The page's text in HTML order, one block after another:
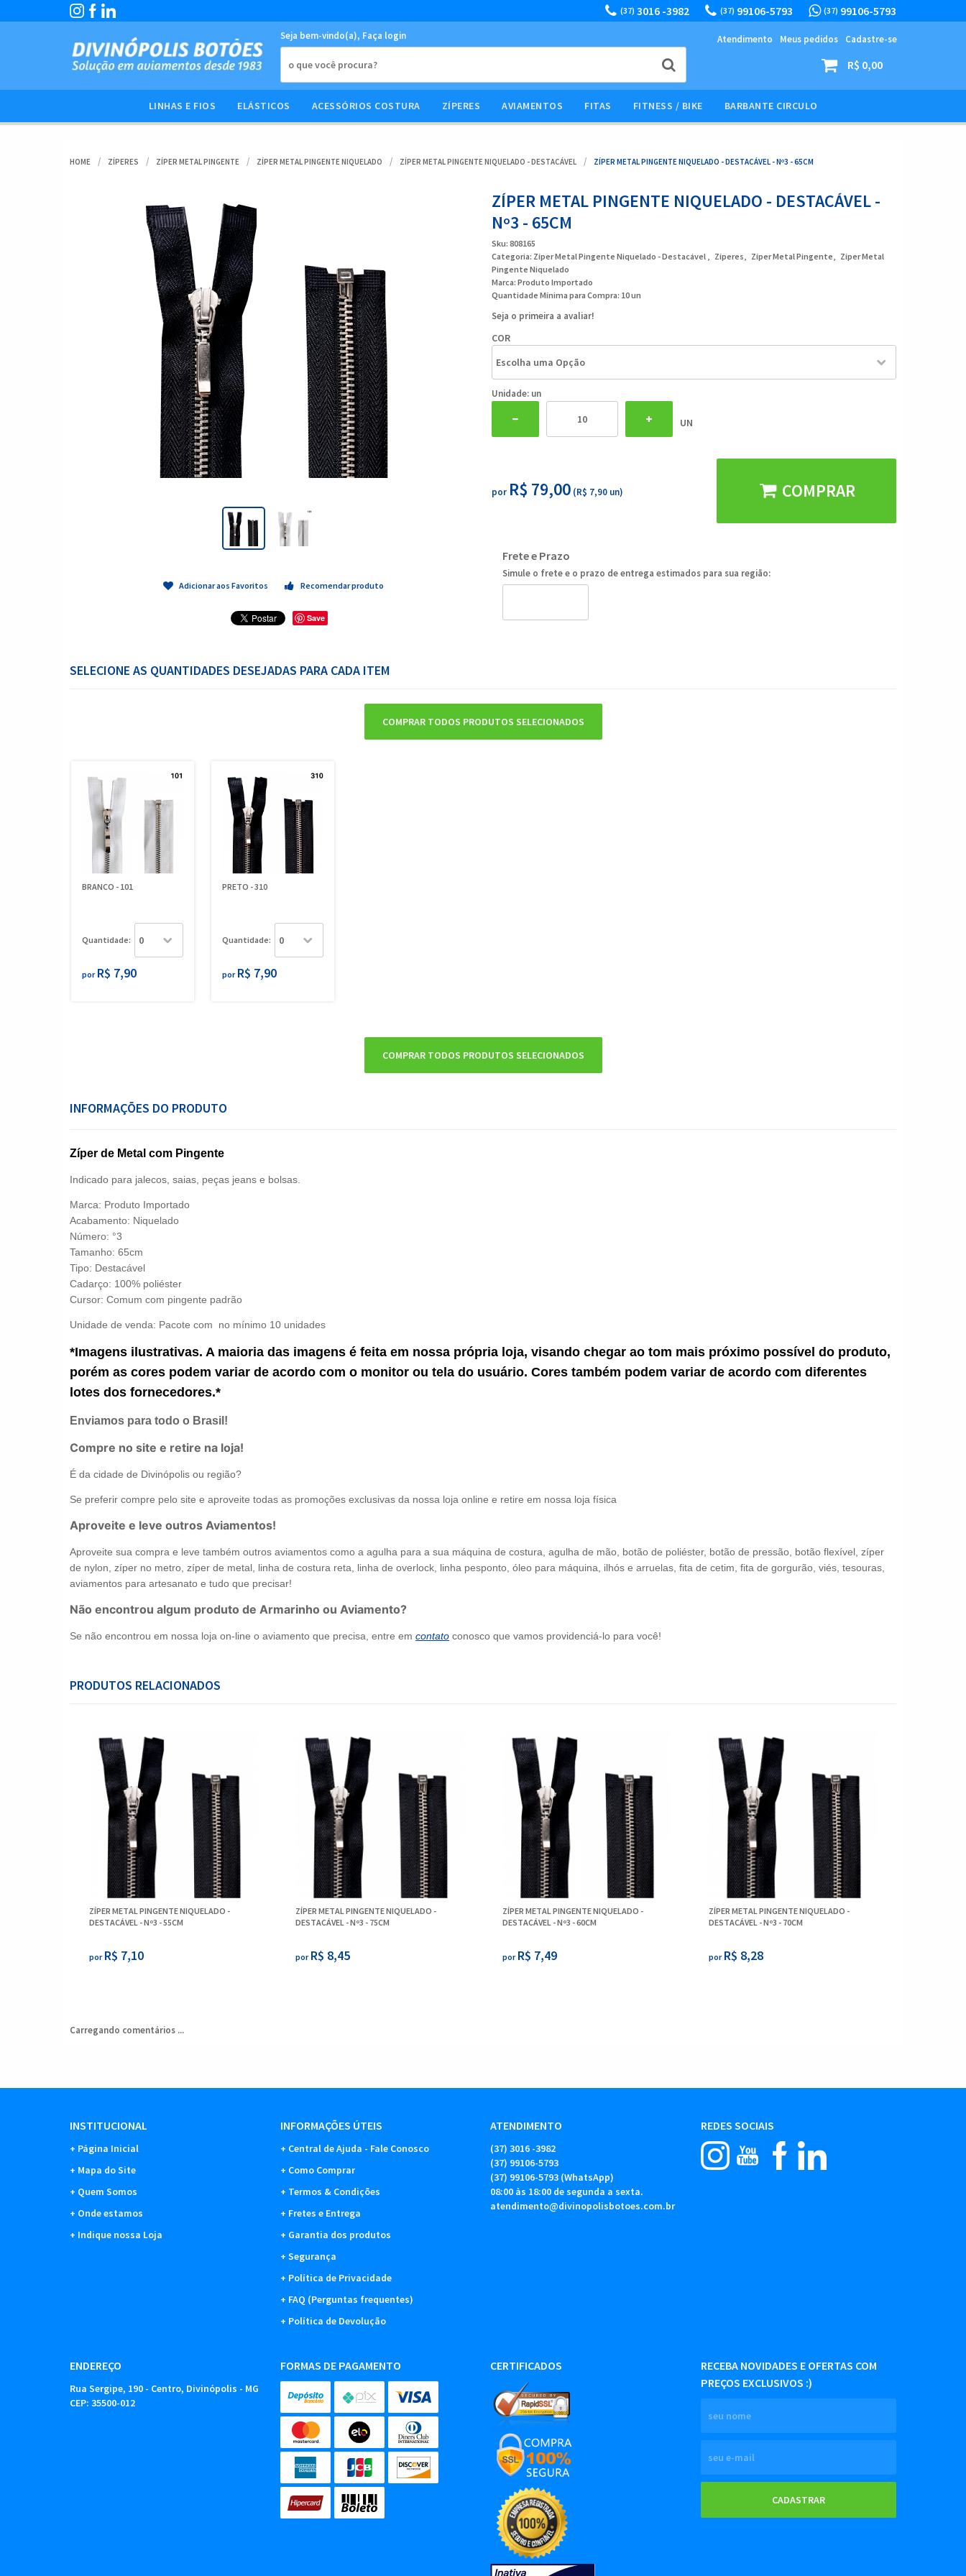
(37) 3016 -3982 (37) 99106-5793 (37) 99106-5793
Seja bem-vindo(a), Faça login Atendimento Meus pedidos Cadastre-se
R$ 0,00
LINHAS E FIOS ELÁSTICOS ACESSÓRIOS COSTURA ZÍPERES AVIAMENTOS FITAS FITNESS / BIKE BARBANTE CIRCULO
HOME ZÍPERES ZÍPER METAL PINGENTE ZÍPER METAL PINGENTE NIQUELADO ZÍPER METAL PINGENTE NIQUELADO - DESTACÁVEL ZÍPER METAL PINGENTE NIQUELADO - DESTACÁVEL - Nº3 - 65CM
Adicionar aos Favoritos Recomendar produto
Save
ZÍPER METAL PINGENTE NIQUELADO - DESTACÁVEL -
Nº3 - 65CM
Sku: 808165
Categoria: Zíper Metal Pingente Niquelado - Destacável Zíperes Zíper Metal Pingente
Zíper Metal
Pingente Niquelado
Marca: Produto Importado
Quantidade Mínima para Compra: 10un
Seja o primeira a avaliar!
COR
Unidade: un
UN
por R$ 79,00(R$ 7,90un) COMPRAR
Frete e Prazo
Simule o frete e o prazo de entrega estimados para sua região:
SELECIONE AS QUANTIDADES DESEJADAS PARA CADA ITEM
COMPRAR TODOS PRODUTOS SELECIONADOS
BRANCO - 101
Quantidade:
por R$ 7,90
PRETO - 310
Quantidade:
por R$ 7,90
COMPRAR TODOS PRODUTOS SELECIONADOS
INFORMAÇÕES DO PRODUTO
Zíper de Metal com Pingente
Indicado para jalecos, saias, peças jeans e bolsas.
Marca: Produto Importado
Acabamento: Niquelado
Número: °3
Tamanho: 65cm
Tipo: Destacável
Cadarço: 100% poliéster
Cursor: Comum com pingente padrão
Unidade de venda: Pacote com no mínimo 10 unidades
*Imagens ilustrativas. A maioria das imagens é feita em nossa própria loja, visando chegar ao tom mais próximo possível do produto,
porém as cores podem variar de acordo com o monitor ou tela do usuário. Cores também podem variar de acordo com diferentes
lotes dos fornecedores.*
Enviamos para todo o Brasil!
Compre no site e retire na loja!
É da cidade de Divinópolis ou região?
Se preferir compre pelo site e aproveite todas as promoções exclusivas da nossa loja online e retire em nossa loja física
Aproveite e leve outros Aviamentos!
Aproveite sua compra e leve também outros aviamentos como a agulha para a sua máquina de costura, agulha de mão, botão de poliéster, botão de pressão, botão flexível, zíper
de nylon, zíper no metro, zíper de metal, linha de costura reta, linha de overlock, linha pesponto, óleo para máquina, ilhós e arruelas, fita de cetim, fita de gorgurão, viés, tesouras,
aviamentos para artesanato e tudo que precisar!
Não encontrou algum produto de Armarinho ou Aviamento?
Se não encontrou em nossa loja on-line o aviamento que precisa, entre em contato conosco que vamos providenciá-lo para você!
PRODUTOS RELACIONADOS
ZÍPER METAL PINGENTE NIQUELADO -
DESTACÁVEL - Nº3 - 55CM
por R$ 7,10
ZÍPER METAL PINGENTE NIQUELADO -
DESTACÁVEL - Nº3 - 75CM
por R$ 8,45
ZÍPER METAL PINGENTE NIQUELADO -
DESTACÁVEL - Nº3 - 60CM
por R$ 7,49
ZÍPER METAL PINGENTE NIQUELADO -
DESTACÁVEL - Nº3 - 70CM
por R$ 8,28
Carregando comentários ...
INSTITUCIONAL
Página Inicial
Mapa do Site
Quem Somos
Onde estamos
Indique nossa Loja
INFORMAÇÕES ÚTEIS
Central de Ajuda - Fale Conosco
Como Comprar
Termos & Condições
Fretes e Entrega
Garantia dos produtos
Segurança
Política de Privacidade
FAQ (Perguntas frequentes)
Política de Devolução
ATENDIMENTO
(37) 3016 -3982
(37) 99106-5793
(37) 99106-5793 (WhatsApp)
08:00 às 18:00 de segunda a sexta.
atendimento@divinopolisbotoes.com.br
REDES SOCIAIS
ENDEREÇO
Rua Sergipe, 190 - Centro, Divinópolis - MG
CEP: 35500-012
FORMAS DE PAGAMENTO CERTIFICADOS
RECEBA NOVIDADES E OFERTAS COM
PREÇOS EXCLUSIVOS :)
CADASTRAR